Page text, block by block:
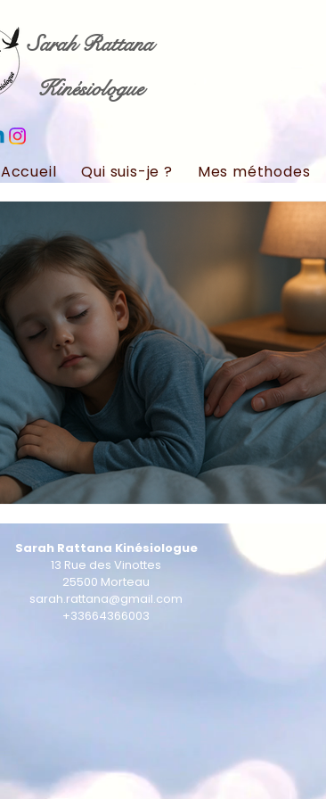
Sarah Rattana
Kinésiologue
Accueil Qui suis-je ? Mes méthodes
Sarah Rattana Kinésiologue
13 Rue des Vinottes
25500 Morteau
sarah.rattana@gmail.com
+33664366003